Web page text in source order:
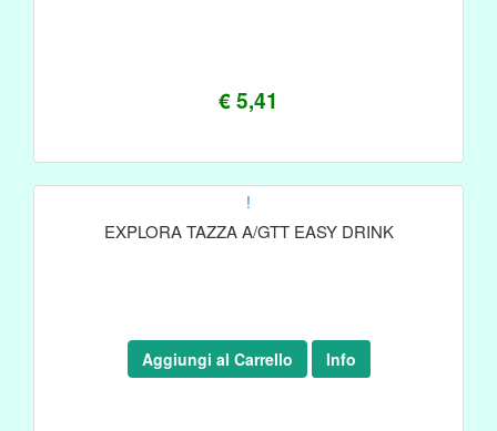
€ 5,41
!
EXPLORA TAZZA A/GTT EASY DRINK
Aggiungi al Carrello Info